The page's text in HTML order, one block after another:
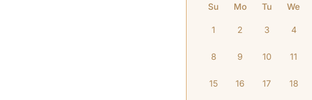
Su Mo Tu We
1 2 3 4
8 9 10 11
15 16 17 18